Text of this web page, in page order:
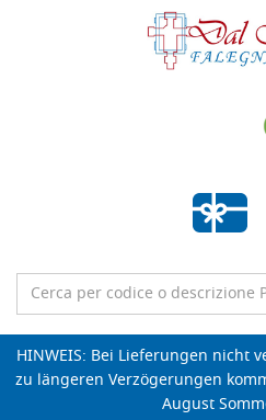
HINWEIS: Bei Lieferungen nicht
zu längeren Verzögerungen
August